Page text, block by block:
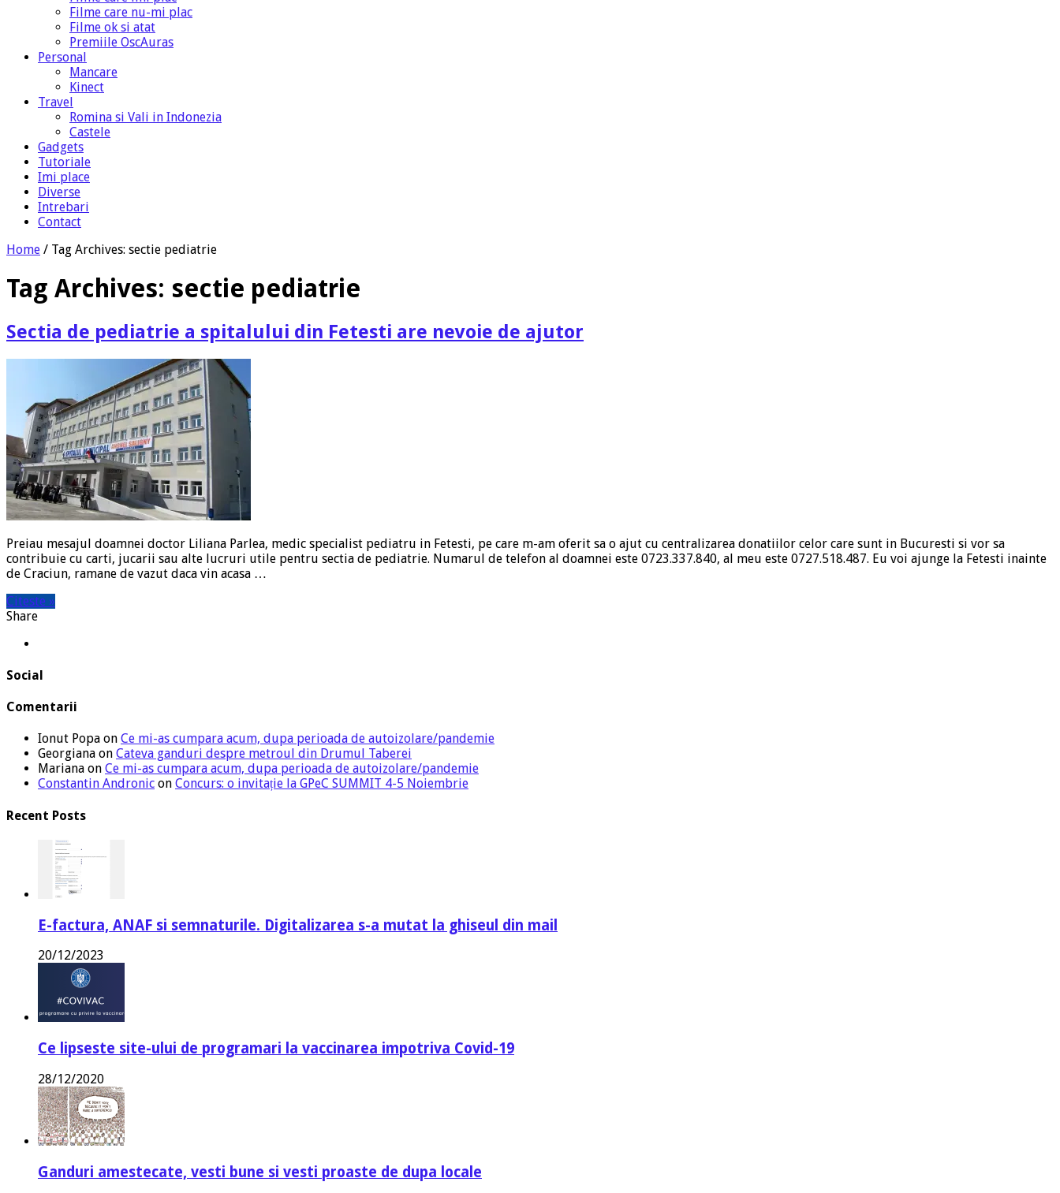
Filme care nu-mi plac
Filme ok si atat
Premiile OscAuras
Personal
Mancare
Kinect
Travel
Romina si Vali in Indonezia
Castele
Gadgets
Tutoriale
Imi place
Diverse
Intrebari
Contact
Home / Tag Archives: sectie pediatrie
Tag Archives: sectie pediatrie
Sectia de pediatrie a spitalului din Fetesti are nevoie de ajutor
Preiau mesajul doamnei doctor Liliana Parlea, medic specialist pediatru in Fetesti, pe care m-am oferit sa o ajut cu centralizarea donatiilor celor care sunt in Bucuresti si vor sa
contribuie cu carti, jucarii sau alte lucruri utile pentru sectia de pediatrie. Numarul de telefon al doamnei este 0723.337.840, al meu este 0727.518.487. Eu voi ajunge la Fetesti inainte
de Craciun, ramane de vazut daca vin acasa …
Citeste »
Share
Social
Comentarii
Ionut Popa on Ce mi-as cumpara acum, dupa perioada de autoizolare/pandemie
Georgiana on Cateva ganduri despre metroul din Drumul Taberei
Mariana on Ce mi-as cumpara acum, dupa perioada de autoizolare/pandemie
Constantin Andronic on Concurs: o invitație la GPeC SUMMIT 4-5 Noiembrie
Recent Posts
E-factura, ANAF si semnaturile. Digitalizarea s-a mutat la ghiseul din mail
20/12/2023
Ce lipseste site-ului de programari la vaccinarea impotriva Covid-19
28/12/2020
Ganduri amestecate, vesti bune si vesti proaste de dupa locale